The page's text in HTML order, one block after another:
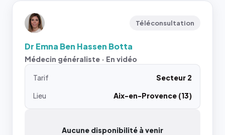
Téléconsultation
Dr Emna Ben Hassen Botta
Médecin généraliste · En vidéo
Tarif
Secteur 2
Lieu
Aix-en-Provence (13)
Aucune disponibilité à venir